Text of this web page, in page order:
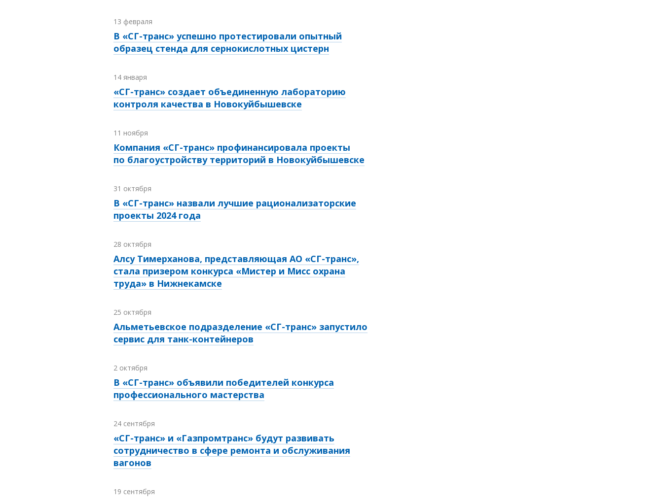
13 февраля
В «СГ-транс» успешно протестировали опытный
образец стенда для сернокислотных цистерн
14 января
«СГ-транс» создает объединенную лабораторию
контроля качества в Новокуйбышевске
11 ноября
Компания «СГ-транс» профинансировала проекты
по благоустройству территорий в Новокуйбышевске
31 октября
В «СГ-транс» назвали лучшие рационализаторские
проекты 2024 года
28 октября
Алсу Тимерханова, представляющая АО «СГ-транс»,
стала призером конкурса «Мистер и Мисс охрана
труда» в Нижнекамске
25 октября
Альметьевское подразделение «СГ-транс» запустило
сервис для танк-контейнеров
2 октября
В «СГ-транс» объявили победителей конкурса
профессионального мастерства
24 сентября
«СГ-транс» и «Газпромтранс» будут развивать
сотрудничество в сфере ремонта и обслуживания
вагонов
19 сентября